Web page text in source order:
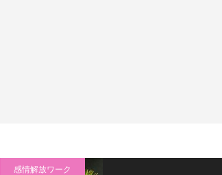
感情解放ワーク